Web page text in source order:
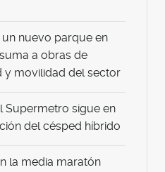
nuevo parque en
a obras de
y movilidad del sector
Supermetro sigue en
del césped híbrido
la media maratón